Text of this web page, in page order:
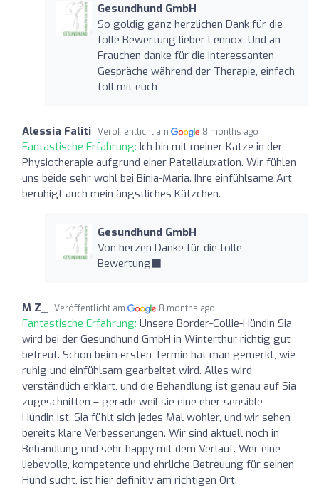
Gesundhund GmbH
So goldig ganz herzlichen Dank für die
tolle Bewertung lieber Lennox. Und an
Frauchen danke für die interessanten
Gespräche während der Therapie, einfach
toll mit euch
Alessia Faliti Veröffentlicht am 8 months ago
Fantastische Erfahrung: Ich bin mit meiner Katze in der
Physiotherapie aufgrund einer Patellaluxation. Wir fühlen
uns beide sehr wohl bei Binia-Maria. Ihre einfühlsame Art
beruhigt auch mein ängstliches Kätzchen.
Gesundhund GmbH
Von herzen Danke für die tolle
Bewertung‍⬛
M Z_ Veröffentlicht am 8 months ago
Fantastische Erfahrung: Unsere Border-Collie-Hündin Sia
wird bei der Gesundhund GmbH in Winterthur richtig gut
betreut. Schon beim ersten Termin hat man gemerkt, wie
ruhig und einfühlsam gearbeitet wird. Alles wird
verständlich erklärt, und die Behandlung ist genau auf Sia
zugeschnitten – gerade weil sie eine eher sensible
Hündin ist. Sia fühlt sich jedes Mal wohler, und wir sehen
bereits klare Verbesserungen. Wir sind aktuell noch in
Behandlung und sehr happy mit dem Verlauf. Wer eine
liebevolle, kompetente und ehrliche Betreuung für seinen
Hund sucht, ist hier definitiv am richtigen Ort.